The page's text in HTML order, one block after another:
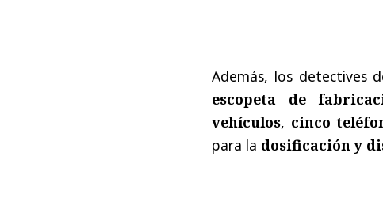
Además, los detectives
escopeta de
vehículos, cinco
para la dosificación y